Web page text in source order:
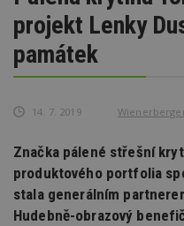
projekt Lenky
památek
14. 7. 2019
Značka pálené střešní
produktového portfolia
stala generálním
Hudebně-obrazový